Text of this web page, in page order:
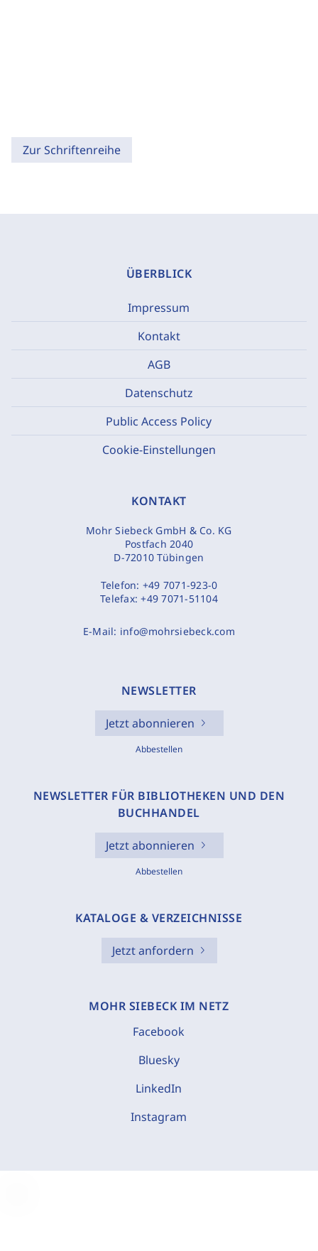
Zur Schriftenreihe
ÜBERBLICK
Impressum
Kontakt
AGB
Datenschutz
Public Access Policy
Cookie-Einstellungen
KONTAKT
Mohr Siebeck GmbH & Co. KG
Postfach 2040
D-72010 Tübingen
Telefon: +49 7071-923-0
Telefax:+49 7071-51104
E-Mail: info@mohrsiebeck.com
NEWSLETTER
Jetzt abonnieren
Abbestellen
NEWSLETTER FÜR BIBLIOTHEKEN UND DEN
BUCHHANDEL
Jetzt abonnieren
Abbestellen
KATALOGE & VERZEICHNISSE
Jetzt anfordern
MOHR SIEBECK IM NETZ
Facebook
Bluesky
LinkedIn
Instagram